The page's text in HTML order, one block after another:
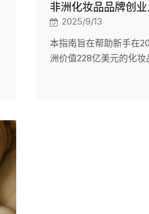
非洲化妆品品牌创
2025/9/13
本指南旨在帮助新手在
洲价值228亿美元的化妆